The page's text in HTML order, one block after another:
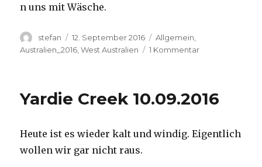
n uns mit Wäsche.
Autor
stefan
Veröffentlicht
am
12. September 2016 Kategorien
Allgemein
Australien_2016 ,West Australien 1 Kommentarzu
Yardie Creek 10.09.2016
Heute ist es wieder kalt und windig. Eigentlich
wollen wir gar nicht raus.